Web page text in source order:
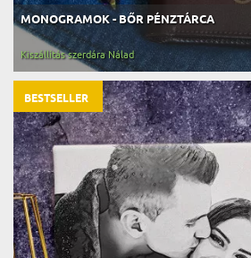
MONOGRAMOK - BŐR PÉNZTÁRCA
Kiszállítás szerdára Nálad
BESTSELLER